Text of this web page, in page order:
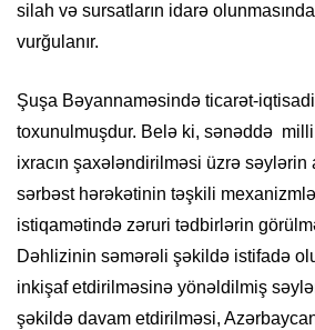
silah və sursatların idarə olunmasında
vurğulanır.
Şuşa Bəyannaməsində ticarət-
toxunulmuşdur. Belə ki, sənəddə
ixracın şaxələndirilməsi üzrə səylərin
sərbəst hərəkətinin təşkili
istiqamətində zəruri tədbirlərin
Dəhlizinin səmərəli şəkildə istifadə
inkişaf etdirilməsinə yönəldilmiş
şəkildə davam etdirilməsi,